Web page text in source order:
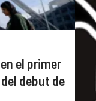
el primer
debut de